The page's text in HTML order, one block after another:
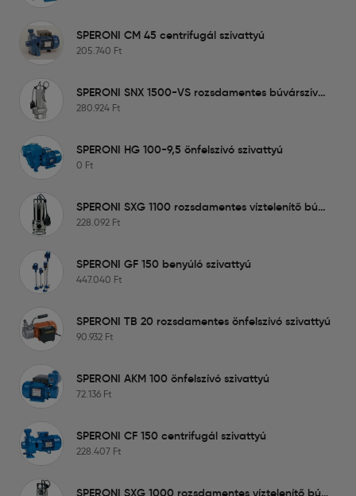
SPERONI CM 45 centrifugál szivattyú
205.740 Ft
SPERONI SNX 1500-VS rozsdamentes búvárszivattyú szennyvízre
280.924 Ft
SPERONI HG 100-9,5 önfelszívó szivattyú
0 Ft
SPERONI SXG 1100 rozsdamentes víztelenítő búvárszivattyú
228.092 Ft
SPERONI GF 150 benyúló szivattyú
447.040 Ft
SPERONI TB 20 rozsdamentes önfelszívó szivattyú
90.932 Ft
SPERONI AKM 100 önfelszívó szivattyú
72.136 Ft
SPERONI CF 150 centrifugál szivattyú
228.407 Ft
SPERONI SXG 1000 rozsdamentes víztelenítő búvárszivattyú